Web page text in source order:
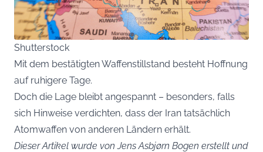
Shutterstock
Mit dem bestätigten Waffenstillstand besteht Hoffnung
auf ruhigere Tage.
Doch die Lage bleibt angespannt – besonders, falls
sich Hinweise verdichten, dass der Iran tatsächlich
Atomwaffen von anderen Ländern erhält.
Dieser Artikel wurde von Jens Asbjørn Bogen erstellt und